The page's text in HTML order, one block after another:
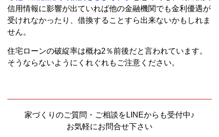
信用情報に影響が出ていれば他の金融機関でも金利優遇が
受けれなかったり、借換することすら出来ないかもしれま
せん。
住宅ローンの破綻率は概ね2％前後だと言われています。
そうならないようにくれぐれもご注意ください。
家づくりのご質問・ご相談をLINEからも受付中♪
お気軽にお問合せ下さい